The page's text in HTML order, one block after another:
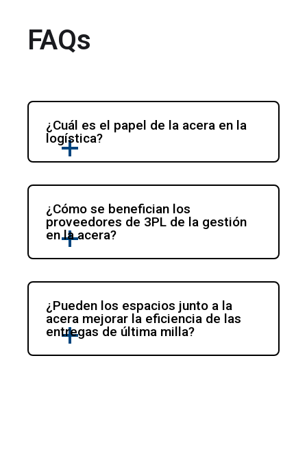
FAQs
¿Cuál es el papel de la acera en la
logística?
¿Cómo se benefician los
proveedores de 3PL de la gestión
en la acera?
¿Pueden los espacios junto a la
acera mejorar la eficiencia de las
entregas de última milla?